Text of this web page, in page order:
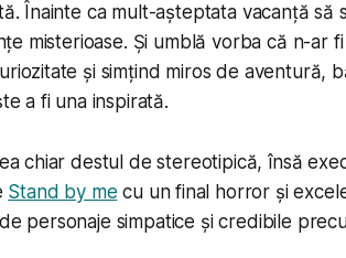
Înainte ca mult-așteptata vacanță să
misterioase. Și umblă vorba că n-ar
și simțind miros de aventură,
a fi una inspirată.
chiar destul de stereotipică, însă
Stand by me cu un final horror și
personaje simpatice și credibile